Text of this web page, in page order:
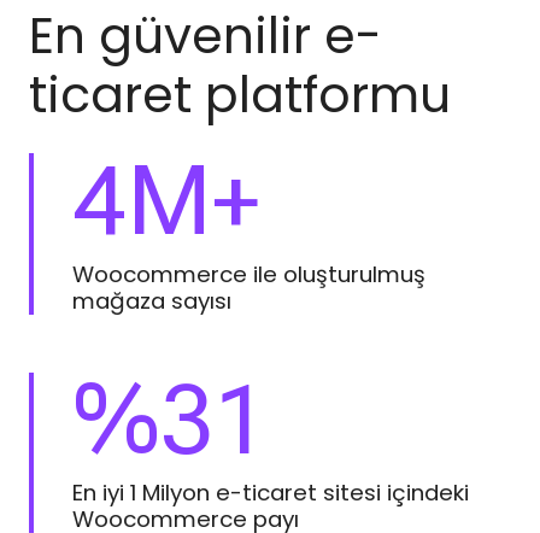
En güvenilir e-
ticaret platformu
4M+
Woocommerce ile oluşturulmuş
mağaza sayısı
%31
En iyi 1 Milyon e-ticaret sitesi içindeki
Woocommerce payı